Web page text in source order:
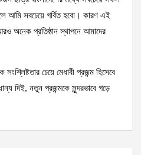
আমি সবচেয়ে গর্বিত হবো। কারণ এই
অনেক প্রতিষ্ঠান স্থাপনে আমাদের
চেয়ে মেধাবী প্রজন্ম হিসেবে
দিই, নতুন প্রজন্মকে সুন্দরভাবে গড়ে